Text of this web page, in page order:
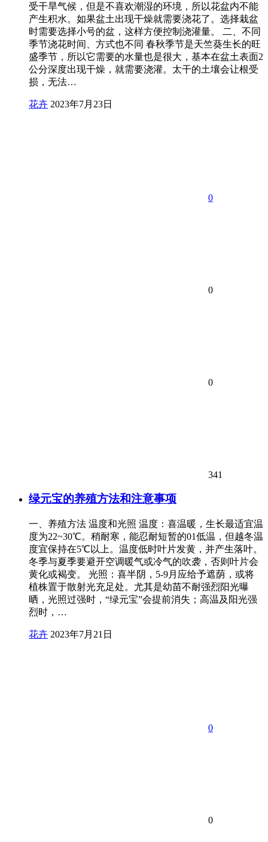
受干旱气候，但是不喜欢潮湿的环境，所以花盆内不能
产生积水。如果盆土出现干燥就需要浇花了。选择栽盆
时需要选择小号的盆，这样方便控制浇灌量。 二、不同
季节浇花时间、方式也不同 春秋季节是天竺葵生长的旺
盛季节，所以它需要的水量也是很大，基本在盆土表面2
公分深度出现干燥，就需要浇灌。太干的土壤会让根受
损，无法…
花卉 2023年7月23日
0
0
0
341
绿元宝的养殖方法和注意事项
一、养殖方法 温度和光照 温度：喜温暖，生长最适宜温
度为22~30℃。稍耐寒，能忍耐短暂的01低温，但越冬温
度宜保持在5℃以上。温度低时叶片发黄，并产生落叶。
冬季与夏季要避开空调暖气或冷气的吹袭，否则叶片会
黄化或褐变。 光照：喜半阴，5-9月应给予遮荫，或将
植株置于散射光充足处。尤其是幼苗不耐强烈阳光曝
晒，光照过强时，“绿元宝”会提前消失；高温及阳光强
烈时，…
花卉 2023年7月21日
0
0